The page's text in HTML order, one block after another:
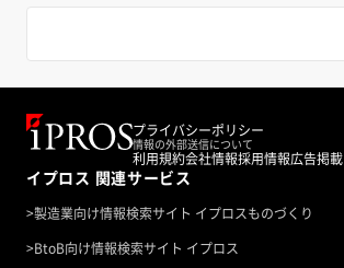
プライバシーポリシー
情報の外部送信について
利用規約会社情報採用情報広告掲載
イプロス 関連サービス
>製造業向け情報検索サイト イプロスものづくり
>BtoB向け情報検索サイト イプロス